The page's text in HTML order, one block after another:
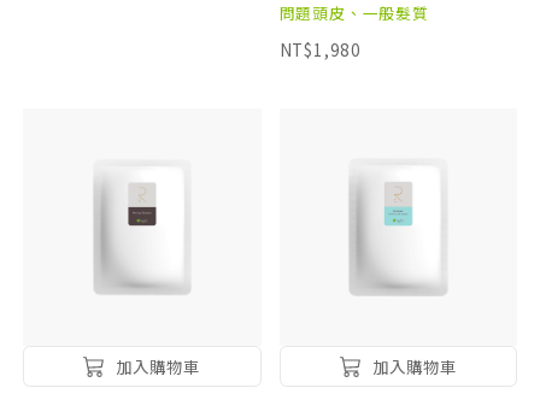
問題頭皮、一般髮質
NT$1,980
加入購物車 加入購物車